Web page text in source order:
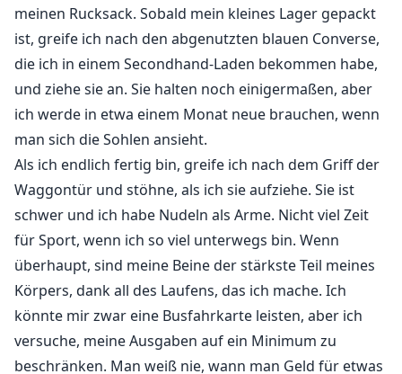
Also, ich wette, du fragst dich, wie eine Frau, die in
einem verlassenen Zugwaggon lebt, am Ende einen
großen Tech-Milliardär heiratet.
Nun, es ist ganz einfach. Wir sind direkt ineinander
gerannt, haben uns in die Augen geschaut und der
Rest ist Geschichte.
Okay, nein, so ist es nicht genau passiert. Siehst du,
Artemis Rhodes steckt in der Klemme. Er braucht bis
zu seinem nächsten Geburtstag, in sechs Tagen, eine
Braut. Also, was macht er? Er spürt mich wie ein
verrückter Stalker auf und bietet mir eine Menge Geld,
meinen Rucksack. Sobald mein kleines Lager gepackt
ist, greife ich nach den abgenutzten blauen Converse,
die ich in einem Secondhand-Laden bekommen habe,
und ziehe sie an. Sie halten noch einigermaßen, aber
ich werde in etwa einem Monat neue brauchen, wenn
man sich die Sohlen ansieht.
Als ich endlich fertig bin, greife ich nach dem Griff der
Waggontür und stöhne, als ich sie aufziehe. Sie ist
schwer und ich habe Nudeln als Arme. Nicht viel Zeit
für Sport, wenn ich so viel unterwegs bin. Wenn
überhaupt, sind meine Beine der stärkste Teil meines
Körpers, dank all des Laufens, das ich mache. Ich
könnte mir zwar eine Busfahrkarte leisten, aber ich
versuche, meine Ausgaben auf ein Minimum zu
beschränken. Man weiß nie, wann man Geld für etwas